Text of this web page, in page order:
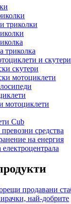
триколки
триколка
и скутери
скутери
мотоциклети
мотоциклети
Cub
средства
на енергия